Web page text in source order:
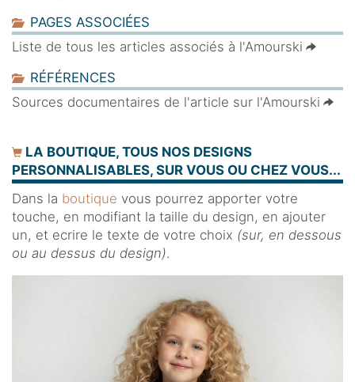
PAGES ASSOCIÉES
Liste de tous les articles associés à l'Amourski
RÉFÉRENCES
Sources documentaires de l'article sur l'Amourski
LA BOUTIQUE, TOUS NOS DESIGNS
PERSONNALISABLES, SUR VOUS OU CHEZ VOUS...
Dans la boutique vous pourrez apporter votre
touche, en modifiant la taille du design, en ajouter
un, et ecrire le texte de votre choix (sur, en dessous
ou au dessus du design).